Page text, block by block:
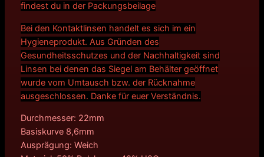
findest du in der Packungsbeilage
Bei den Kontaktlinsen handelt es sich im ein
Hygieneprodukt. Aus Gründen des
Gesundheitsschutzes und der Nachhaltigkeit sind
Linsen bei denen das Siegel am Behälter geöffnet
wurde vom Umtausch bzw. der Rücknahme
ausgeschlossen. Danke für euer Verständnis.
Durchmesser: 22mm
Basiskurve 8,6mm
Ausprägung: Weich